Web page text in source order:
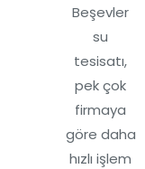
Beşevler
su
tesisatı,
pek çok
firmaya
göre daha
hızlı işlem